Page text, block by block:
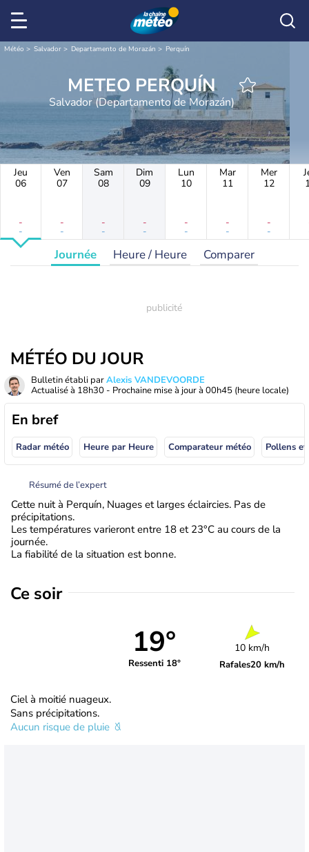
Météo Salvador Departamento de Morazán Perquín
METEO PERQUÍN
Salvador (Departamento de Morazán)
Jeu
06
-
-
Ven
07
-
-
Sam
08
-
-
Dim
09
-
-
Lun
10
-
-
Mar
11
-
-
Mer
12
-
-
Journée Heure / Heure Comparer
MÉTÉO DU JOUR
Bulletin établi parAlexis VANDEVOORDE
Actualisé à 18h30 - Prochaine mise à jour à 00h45 (heure locale)
En bref
Radar météo Heure par Heure Comparateur météo Pollens
Résumé de l’expert
Cette nuit à Perquín, Nuages et larges éclaircies. Pas de
précipitations.
Les températures varieront entre 18 et 23°C au cours de la
journée.
La fiabilité de la situation est bonne.
Ce soir
19°
Ressenti 18°
10 km/h
Rafales20 km/h
Ciel à moitié nuageux.
Sans précipitations.
Aucun risque de pluie